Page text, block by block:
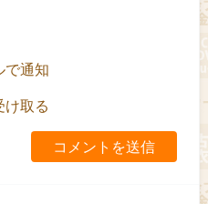
で通知
け取る